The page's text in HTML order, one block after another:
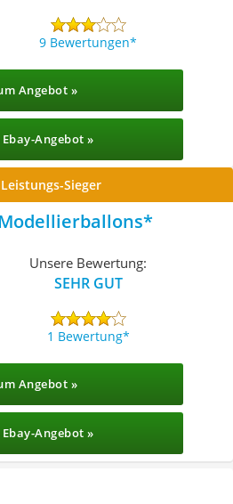
9 Bewertungen
Angebot »
Angebot »
Sieger
Unsere Bewertung:
SEHR GUT
1 Bewertung
Angebot »
Angebot »